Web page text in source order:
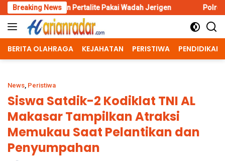
Skip
to
content
Breaking News
Pertalite Pakai Wadah Jerigen Polres Situbondo
BERITA OLAHRAGA KEJAHATAN PERISTIWA PENDIDIKAN
News, Peristiwa
Siswa Satdik-2 Kodiklat TNI AL
Makasar Tampilkan Atraksi
Memukau Saat Pelantikan dan
Penyumpahan